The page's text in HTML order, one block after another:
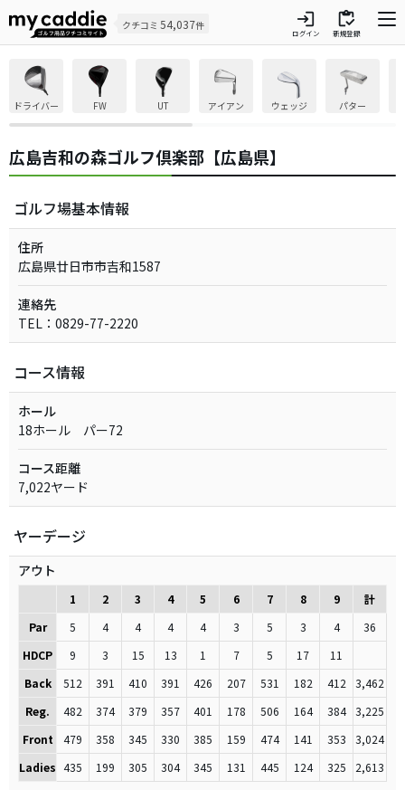
クチコミ 54,037件 login
ログイン
inventory
新規登録
ドライバー FW UT アイアン ウェッジ パター
広島吉和の森ゴルフ倶楽部【広島県】
ゴルフ場基本情報
住所
広島県廿日市市吉和1587
連絡先
TEL：0829-77-2220
コース情報
ホール
18ホール パー72
コース距離
7,022ヤード
ヤーデージ
アウト
1 2 3 4 5 6 7 8 9
計
Par
5 4 4 4 4 3 5 3 4
36
HDCP
9 3 15 13 1 7 5 17
11
Back
512 391 410 391 426 207 531 182 412
3,462
Reg.
482 374 379 357 401 178 506 164 384
3,225
Front
479 358 345 330 385 159 474 141 353
3,024
Ladies 435 199 305 304 345 131 445 124 325 2,613